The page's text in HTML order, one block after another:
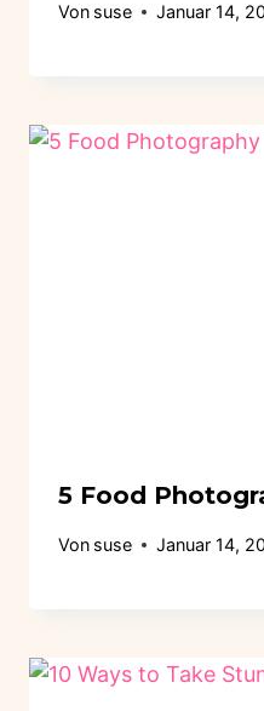
Von suse Januar 14,
5 Food
Von suse Januar 14,